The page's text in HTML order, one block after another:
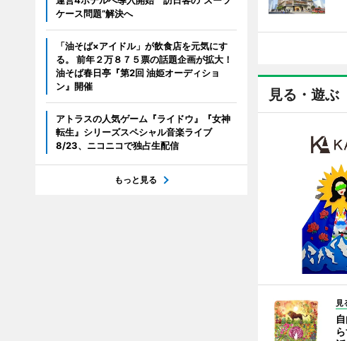
見る・遊ぶ
見
ケース問題”解決へ
「油そば×アイドル」が飲食店を元気にす
る。 前年２万８７５票の話題企画が拡大！
油そば春日亭『第2回 油姫オーディショ
ン』開催
アトラスの人気ゲーム『ライドウ』『女神
転生』シリーズスペシャル音楽ライブ
8/23、ニコニコで独占生配信
もっと見る